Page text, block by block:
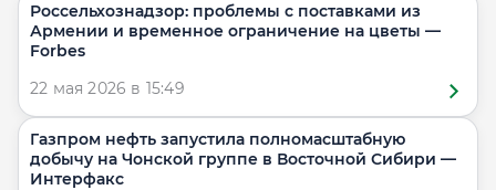
Россельхознадзор: проблемы с поставками из
Армении и временное ограничение на цветы —
Forbes
22 мая 2026 в 15:49
Газпром нефть запустила полномасштабную
добычу на Чонской группе в Восточной Сибири —
Интерфакс